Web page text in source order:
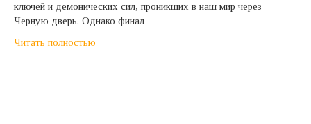
ключей и демонических сил, проникших в наш мир через
Черную дверь. Однако финал
Читать полностью